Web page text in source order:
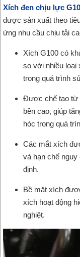
Xích đen chịu lực
được sản xuất theo
ứng nhu cầu chịu tải
Xích G100 có
so với nhiều loại
trong quá trình
Được chế tạo từ
bền cao, giúp
hóc trong quá
Các mắt xích
và hạn chế
định.
Bề mặt xích
xích hoạt động
nghiệt.